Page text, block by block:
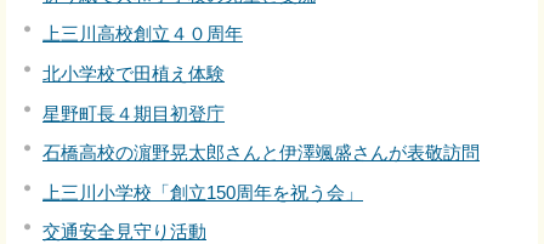
上三川高校創立４０周年
北小学校で田植え体験
星野町長４期目初登庁
石橋高校の濵野晃太郎さんと伊澤颯盛さんが表敬訪問
上三川小学校「創立150周年を祝う会」
交通安全見守り活動